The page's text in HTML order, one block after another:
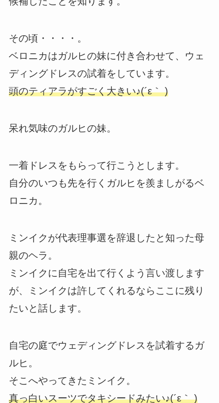
その頃・・・・。
ベロニカはガルヒの妹に付き合わせて、ウェ
ディングドレスの試着をしています。
頭のティアラがすごく大きい♪(´ε｀ )
呆れ気味のガルヒの妹。
一着ドレスをもらって行こうとします。
自分のいつも先を行くガルヒを羨ましがるベ
ロニカ。
ミンイクが代表理事選を辞退したと知った母
親のヘラ。
ミンイクに自宅を出て行くよう言い渡します
が、ミンイクは許してくれるならここに残り
たいと話します。
自宅の庭でウェディングドレスを試着するガ
ルヒ。
そこへやってきたミンイク。
真っ白いスーツでタキシードみたい♪(´ε｀ )